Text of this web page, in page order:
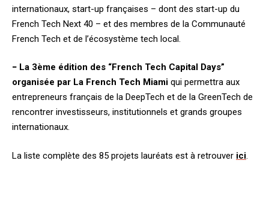
internationaux, start-up françaises – dont des start-up du
French Tech Next 40 – et des membres de la Communauté
French Tech et de l’écosystème tech local.
− La 3ème édition des “French Tech Capital Days”
organisée par La French Tech Miami qui permettra aux
entrepreneurs français de la DeepTech et de la GreenTech de
rencontrer investisseurs, institutionnels et grands groupes
internationaux.
La liste complète des 85 projets lauréats est à retrouver ici.